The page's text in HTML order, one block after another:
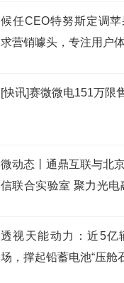
候任CEO特努斯定调
求营销噱头，专注用户
[快讯]赛微微电151万限
微动态丨通鼎互联与北
信联合实验室 聚力光电
透视天能动力：近5亿
场，撑起铅蓄电池“压舱